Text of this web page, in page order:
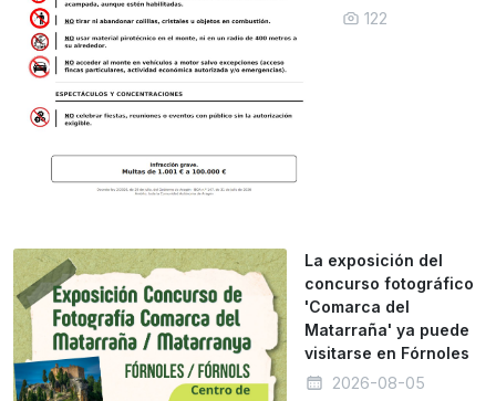
122
La exposición del
concurso fotográfico
'Comarca del
Matarraña' ya puede
visitarse en Fórnoles
2026-08-05